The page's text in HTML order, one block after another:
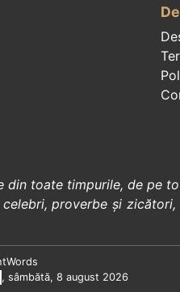
din toate timpurile, de pe
,proverbe și zicători,
, sâmbătă, 8 august 2026